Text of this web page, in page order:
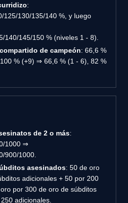
:
125/130/135/140 %, y luego
140/145/150 % (niveles 1 - 8).
de campeón: 66,6 %
% (+9) ⇒ 66,6 % (1 - 6), 82 %
de 2 o más:
1000 ⇒
900/1000.
asesinados: 50 de oro
adicionales + 50 por 200
por 300 de oro de súbditos
adicionales.